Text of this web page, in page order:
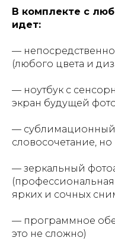
В комплекте с
идет:
—
(любого цвета и
— ноутбук с
экран будущей
—
словосочетание,
— зеркальный
ярких и сочных
— программное
это не сложно)